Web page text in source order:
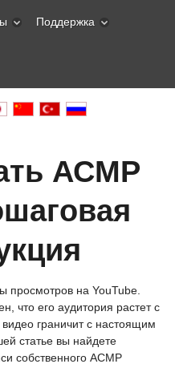
Поддержка
АСМР
на YouTube.
что его аудитория растет с
граничит с настоящим
статье вы найдете
собственного АСМР